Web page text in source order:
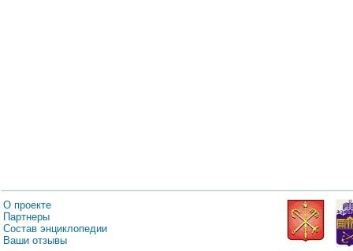
О проекте
Партнеры
Состав энциклопедии
Ваши отзывы